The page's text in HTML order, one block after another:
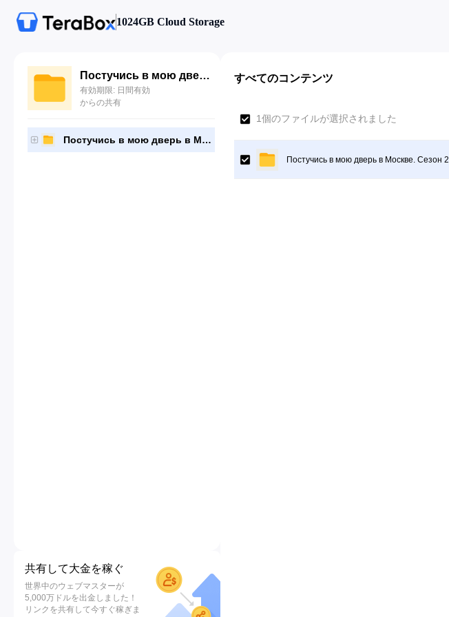
1024GB Cloud Storage
Постучись в мою дверь в Москве. Сезон 2
有効期限: 日間有効
からの共有
Постучись в мою дверь в Москве. Сезон 2
共有して大金を稼ぐ
世界中のウェブマスターが
5,000万ドルを出金しました！
リンクを共有して今すぐ稼ぎま
すべてのコンテンツ
1個のファイルが選択されました
Постучись в мою дверь в Москве. Сезон 2